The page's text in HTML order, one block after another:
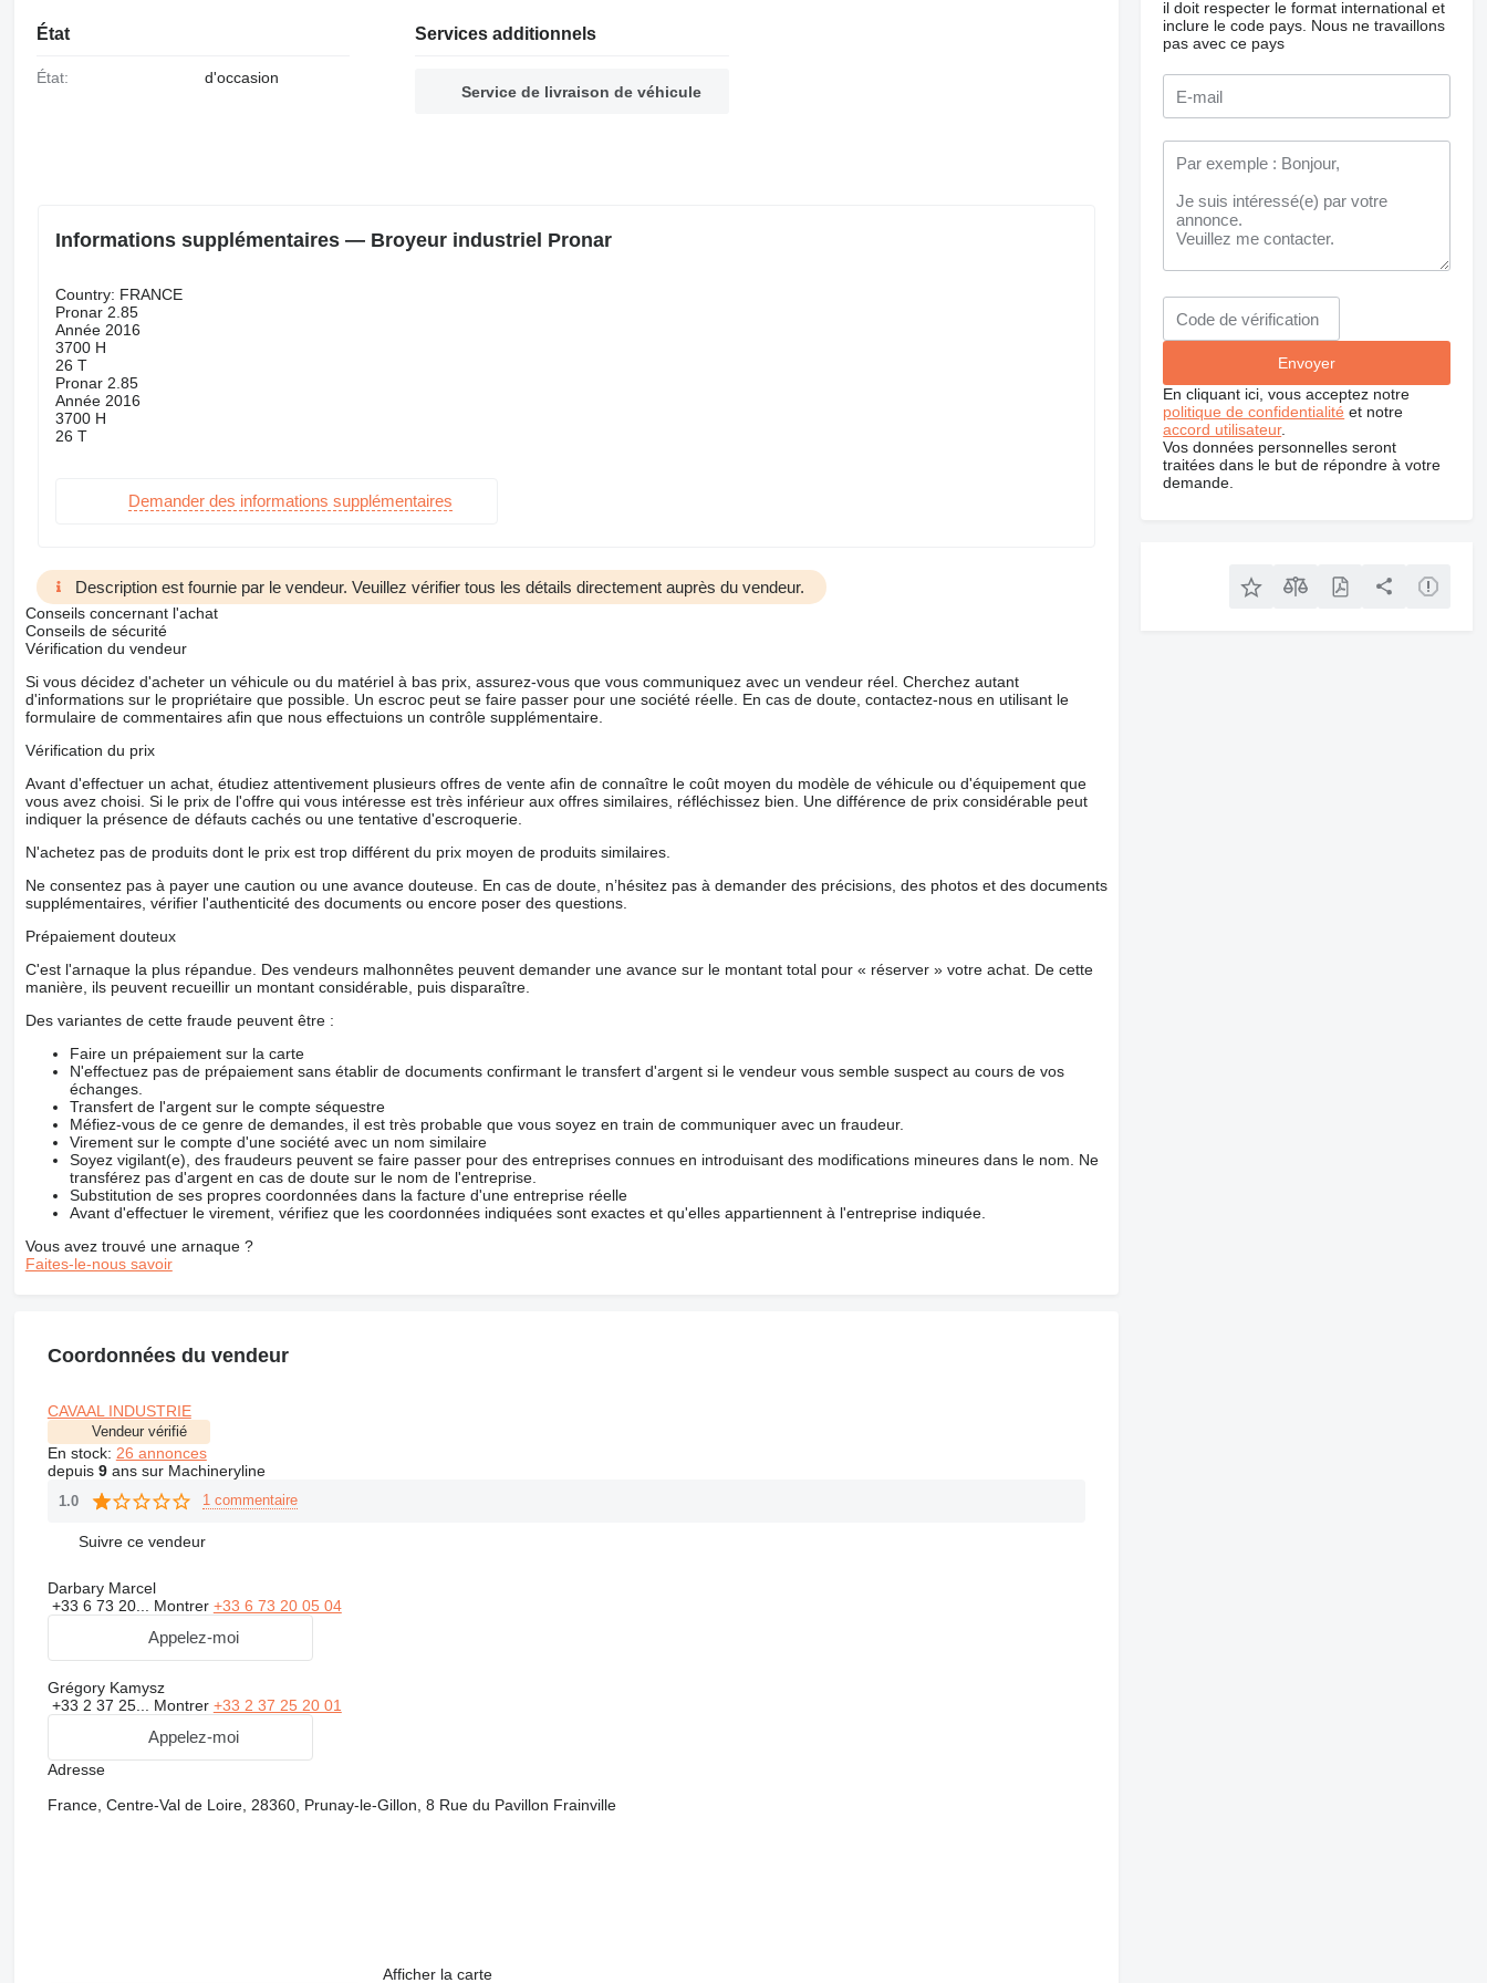
État
État: d'occasion
Services additionnels
Service de livraison de véhicule
Informations supplémentaires — Broyeur industriel Pronar
Country: FRANCE
Pronar 2.85
Année 2016
3700 H
26 T
Pronar 2.85
Année 2016
3700 H
26 T
Demander des informations supplémentaires
Description est fournie par le vendeur. Veuillez vérifier tous les détails directement auprès du vendeur.
Conseils concernant l'achat
Conseils de sécurité
Vérification du vendeur
Si vous décidez d'acheter un véhicule ou du matériel à bas prix, assurez-vous que vous communiquez avec un vendeur réel. Cherchez autant
d'informations sur le propriétaire que possible. Un escroc peut se faire passer pour une société réelle. En cas de doute, contactez-nous en utilisant le
formulaire de commentaires afin que nous effectuions un contrôle supplémentaire.
Vérification du prix
Avant d'effectuer un achat, étudiez attentivement plusieurs offres de vente afin de connaître le coût moyen du modèle de véhicule ou d'équipement que
vous avez choisi. Si le prix de l'offre qui vous intéresse est très inférieur aux offres similaires, réfléchissez bien. Une différence de prix considérable peut
indiquer la présence de défauts cachés ou une tentative d'escroquerie.
N'achetez pas de produits dont le prix est trop différent du prix moyen de produits similaires.
Ne consentez pas à payer une caution ou une avance douteuse. En cas de doute, n’hésitez pas à demander des précisions, des photos et des documents
supplémentaires, vérifier l'authenticité des documents ou encore poser des questions.
Prépaiement douteux
C'est l'arnaque la plus répandue. Des vendeurs malhonnêtes peuvent demander une avance sur le montant total pour « réserver » votre achat. De cette
manière, ils peuvent recueillir un montant considérable, puis disparaître.
Des variantes de cette fraude peuvent être :
Faire un prépaiement sur la carte
N'effectuez pas de prépaiement sans établir de documents confirmant le transfert d'argent si le vendeur vous semble suspect au cours de vos
échanges.
Transfert de l'argent sur le compte séquestre
Méfiez-vous de ce genre de demandes, il est très probable que vous soyez en train de communiquer avec un fraudeur.
Virement sur le compte d'une société avec un nom similaire
Soyez vigilant(e), des fraudeurs peuvent se faire passer pour des entreprises connues en introduisant des modifications mineures dans le nom. Ne
transférez pas d'argent en cas de doute sur le nom de l'entreprise.
Substitution de ses propres coordonnées dans la facture d'une entreprise réelle
Avant d'effectuer le virement, vérifiez que les coordonnées indiquées sont exactes et qu'elles appartiennent à l'entreprise indiquée.
Vous avez trouvé une arnaque ?
Faites-le-nous savoir
Coordonnées du vendeur
CAVAAL INDUSTRIE
Vendeur vérifié
En stock: 26 annonces
depuis 9ans sur Machineryline
1.0 1 commentaire
Suivre ce vendeur
Darbary Marcel
+33 6 73 20... Montrer +33 6 73 20 05 04
Appelez-moi
Grégory Kamysz
+33 2 37 25... Montrer +33 2 37 25 20 01
Appelez-moi
Adresse
France, Centre-Val de Loire, 28360, Prunay-le-Gillon, 8 Rue du Pavillon Frainville
Afficher la carte
il doit respecter le format international et
inclure le code pays. Nous ne travaillons
pas avec ce pays
En cliquant ici, vous acceptez notre
politique de confidentialité et notre
accord utilisateur.
Vos données personnelles seront
traitées dans le but de répondre à votre
demande.